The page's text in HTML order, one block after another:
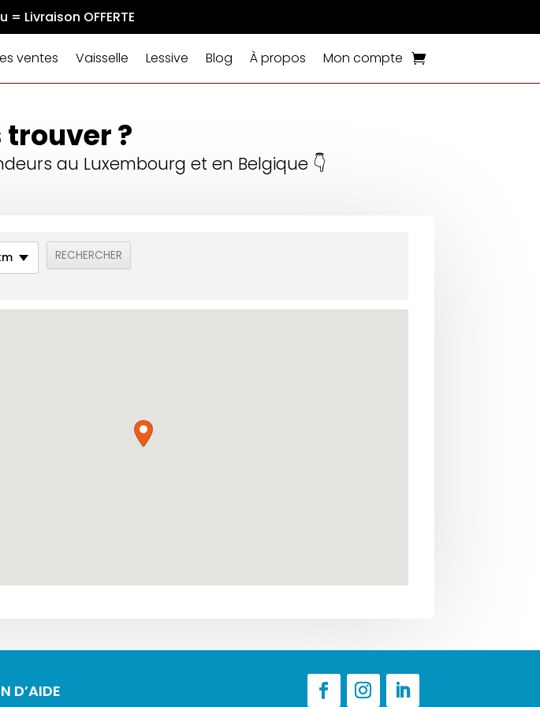
Livraison OFFERTE
ventes Vaisselle Lessive Blog À propos Mon compte
trouver ?
au Luxembourg et en Belgique 👇
D’AIDE